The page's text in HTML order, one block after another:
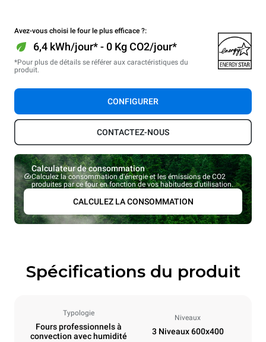
Avez-vous choisi le four le plus efficace ?:
6,4 kWh/jour* - 0 Kg CO2/jour*
*Pour plus de détails se référer aux caractéristiques du
produit.
CONFIGURER
CONTACTEZ-NOUS
Calculateur de consommation
Calculez la consommation d'énergie et les émissions de CO2
produites par ce four en fonction de vos habitudes d'utilisation.
CALCULEZ LA CONSOMMATION
Spécifications du produit
Typologie
Fours professionnels à
convection avec humidité
Niveaux
3 Niveaux 600x400